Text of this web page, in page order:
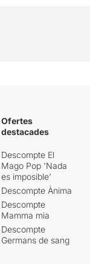
Ofertes
destacades
Descompte El
Mago Pop 'Nada
es imposible'
Descompte Ànima
Descompte
Mamma mia
Descompte
Germans de sang